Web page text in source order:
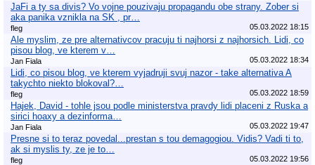
JaFi a ty sa divis? Vo vojne pouzivaju propagandu obe strany. Zober si
aka panika vznikla na SK , pr…
fleg 05.03.2022 18:15
Ale myslim, ze pre alternativcov pracuju ti najhorsi z najhorsich. Lidi, co
pisou blog, ve kterem v…
Jan Fiala 05.03.2022 18:34
Lidi, co pisou blog, ve kterem vyjadruji svuj nazor - take alternativa A
takychto niekto blokoval?…
fleg 05.03.2022 18:59
Hajek, David - tohle jsou podle ministerstva pravdy lidi placeni z Ruska a
sirici hoaxy a dezinforma…
Jan Fiala 05.03.2022 19:47
Presne si to teraz povedal...prestan s tou demagogiou. Vidis? Vadi ti to,
ak si myslis ty, ze je to…
fleg 05.03.2022 19:56